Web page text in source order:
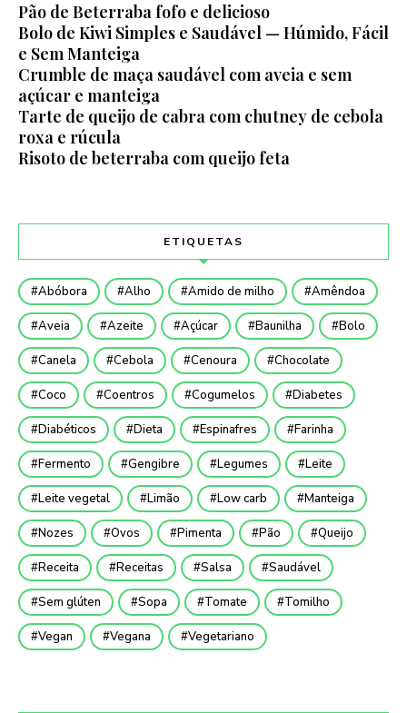
Pão de Beterraba fofo e delicioso
Bolo de Kiwi Simples e Saudável — Húmido, Fácil
e Sem Manteiga
Crumble de maça saudável com aveia e sem
açúcar e manteiga
Tarte de queijo de cabra com chutney de cebola
roxa e rúcula
Risoto de beterraba com queijo feta
ETIQUETAS
Abóbora Alho Amido de milho Amêndoa
Aveia Azeite Açúcar Baunilha Bolo
Canela Cebola Cenoura Chocolate
Coco Coentros Cogumelos Diabetes
Diabéticos Dieta Espinafres Farinha
Fermento Gengibre Legumes Leite
Leite vegetal Limão Low carb Manteiga
Nozes Ovos Pimenta Pão Queijo
Receita Receitas Salsa Saudável
Sem glúten Sopa Tomate Tomilho
Vegan Vegana Vegetariano